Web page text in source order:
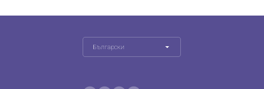
Български